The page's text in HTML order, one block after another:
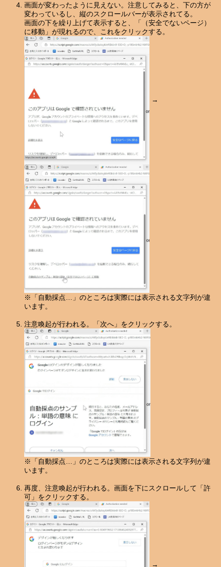
画面が変わったように見えない。注意してみると、下の方が
変わっているし、縦のスクロールバーが表示されてる。
画面の下を繰り上げて表示すると、「（安全でないページ）
に移動」が現れるので、これをクリックする。
→
※「自動採点…」のところは実際には表示される文字列が違
います。
注意喚起が行われる。「次へ」をクリックする。
※「自動採点…」のところは実際には表示される文字列が違
います。
再度、注意喚起が行われる。画面を下にスクロールして「許
可」をクリックする。
→